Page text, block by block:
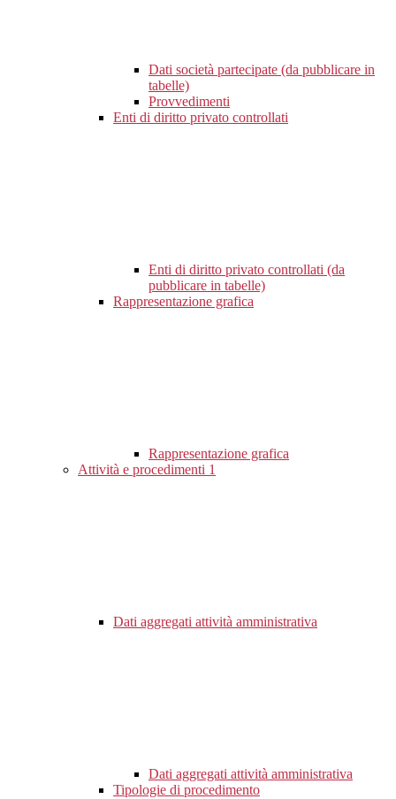
Dati società partecipate (da pubblicare in
tabelle)
Provvedimenti
Enti di diritto privato controllati
Enti di diritto privato controllati (da
pubblicare in tabelle)
Rappresentazione grafica
Rappresentazione grafica
Attività e procedimenti 1
Dati aggregati attività amministrativa
Dati aggregati attività amministrativa
Tipologie di procedimento